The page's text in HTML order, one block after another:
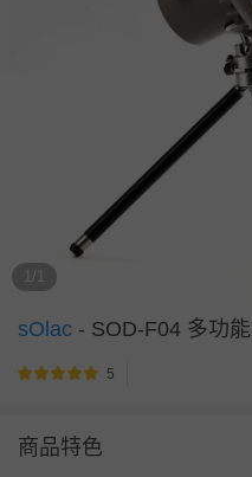
1/1
sOlac - SOD-F04 多功
5
商品特色